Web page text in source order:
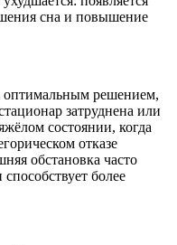
сна и повышение
оптимальным решением,
затруднена или
состоянии, когда
отказе
обстановка часто
более